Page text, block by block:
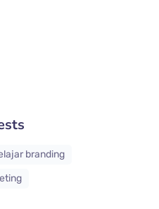
branding